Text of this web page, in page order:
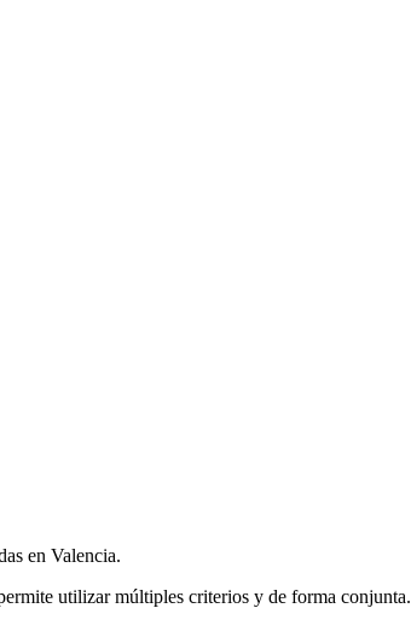
en Valencia.
utilizar múltiples criterios y de forma conjunta.